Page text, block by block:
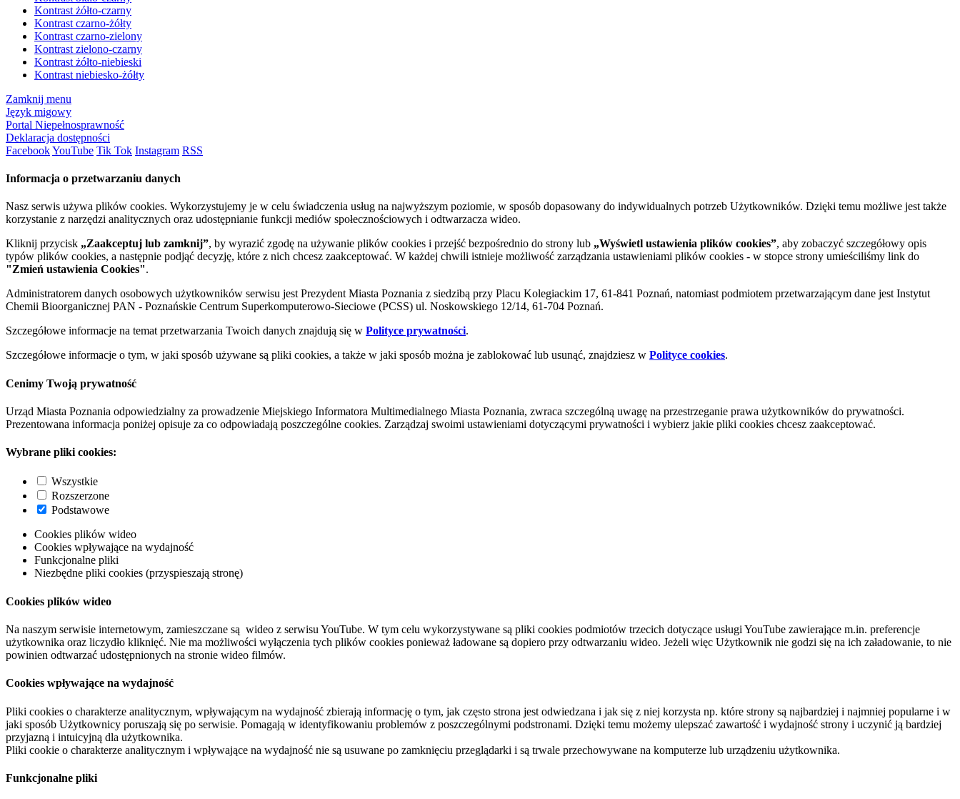
Kontrast żółto-czarny
Kontrast czarno-żółty
Kontrast czarno-zielony
Kontrast zielono-czarny
Kontrast żółto-niebieski
Kontrast niebiesko-żółty
Zamknij menu
Język migowy
Portal Niepełnosprawność
Deklaracja dostępności
FacebookYouTube Tik Tok Instagram RSS
Informacja o przetwarzaniu danych
Nasz serwis używa plików cookies. Wykorzystujemy je w celu świadczenia usług na najwyższym poziomie, w sposób dopasowany do indywidualnych potrzeb Użytkowników. Dzięki temu możliwe jest także
korzystanie z narzędzi analitycznych oraz udostępnianie funkcji mediów społecznościowych i odtwarzacza wideo.
Kliknij przycisk „Zaakceptuj lub zamknij”, by wyrazić zgodę na używanie plików cookies i przejść bezpośrednio do strony lub „Wyświetl ustawienia plików cookies”, aby zobaczyć szczegółowy opis
typów plików cookies, a następnie podjąć decyzję, które z nich chcesz zaakceptować. W każdej chwili istnieje możliwość zarządzania ustawieniami plików cookies - w stopce strony umieściliśmy link do
"Zmień ustawienia Cookies".
Administratorem danych osobowych użytkowników serwisu jest Prezydent Miasta Poznania z siedzibą przy Placu Kolegiackim 17, 61-841 Poznań, natomiast podmiotem przetwarzającym dane jest Instytut
Chemii Bioorganicznej PAN - Poznańskie Centrum Superkomputerowo-Sieciowe (PCSS) ul. Noskowskiego 12/14, 61-704 Poznań.
Szczegółowe informacje na temat przetwarzania Twoich danych znajdują się w Polityce prywatności.
Szczegółowe informacje o tym, w jaki sposób używane są pliki cookies, a także w jaki sposób można je zablokować lub usunąć, znajdziesz w Polityce cookies.
Cenimy Twoją prywatność
Urząd Miasta Poznania odpowiedzialny za prowadzenie Miejskiego Informatora Multimedialnego Miasta Poznania, zwraca szczególną uwagę na przestrzeganie prawa użytkowników do prywatności.
Prezentowana informacja poniżej opisuje za co odpowiadają poszczególne cookies. Zarządzaj swoimi ustawieniami dotyczącymi prywatności i wybierz jakie pliki cookies chcesz zaakceptować.
Wybrane pliki cookies:
Wszystkie
Rozszerzone
Podstawowe
Cookies plików wideo
Cookies wpływające na wydajność
Funkcjonalne pliki
Niezbędne pliki cookies (przyspieszają stronę)
Cookies plików wideo
Na naszym serwisie internetowym, zamieszczane są wideo z serwisu YouTube. W tym celu wykorzystywane są pliki cookies podmiotów trzecich dotyczące usługi YouTube zawierające m.in. preferencje
użytkownika oraz liczydło kliknięć. Nie ma możliwości wyłączenia tych plików cookies ponieważ ładowane są dopiero przy odtwarzaniu wideo. Jeżeli więc Użytkownik nie godzi się na ich załadowanie, to nie
powinien odtwarzać udostępnionych na stronie wideo filmów.
Cookies wpływające na wydajność
Pliki cookies o charakterze analitycznym, wpływającym na wydajność zbierają informację o tym, jak często strona jest odwiedzana i jak się z niej korzysta np. które strony są najbardziej i najmniej popularne i w
jaki sposób Użytkownicy poruszają się po serwisie. Pomagają w identyfikowaniu problemów z poszczególnymi podstronami. Dzięki temu możemy ulepszać zawartość i wydajność strony i uczynić ją bardziej
przyjazną i intuicyjną dla użytkownika.
Pliki cookie o charakterze analitycznym i wpływające na wydajność nie są usuwane po zamknięciu przeglądarki i są trwale przechowywane na komputerze lub urządzeniu użytkownika.
Funkcjonalne pliki